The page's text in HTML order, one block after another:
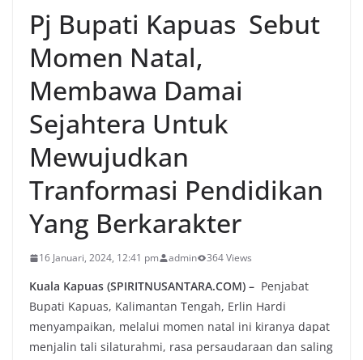
Pj Bupati Kapuas Sebut
Momen Natal,
Membawa Damai
Sejahtera Untuk
Mewujudkan
Tranformasi Pendidikan
Yang Berkarakter
16 Januari, 2024, 12:41 pm admin 364 Views
Kuala Kapuas (SPIRITNUSANTARA.COM) – Penjabat
Bupati Kapuas, Kalimantan Tengah, Erlin Hardi
menyampaikan, melalui momen natal ini kiranya dapat
menjalin tali silaturahmi, rasa persaudaraan dan saling